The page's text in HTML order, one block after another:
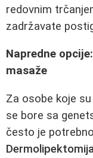
redovnim
zadržavate
Napredne
masaže
Za osobe koje
se bore sa
često je